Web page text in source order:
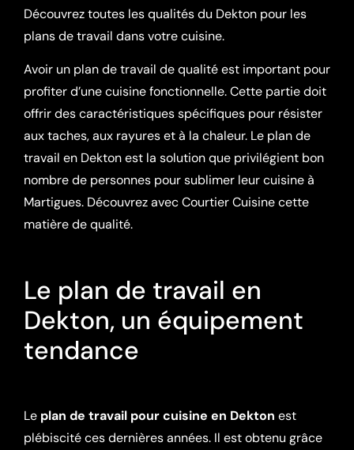
Découvrez toutes les qualités du Dekton pour les
plans de travail dans votre cuisine.
Avoir un plan de travail de qualité est important pour
profiter d’une cuisine fonctionnelle. Cette partie doit
offrir des caractéristiques spécifiques pour résister
aux taches, aux rayures et à la chaleur. Le plan de
travail en Dekton est la solution que privilégient bon
nombre de personnes pour sublimer leur cuisine à
Martigues. Découvrez avec Courtier Cuisine cette
matière de qualité.
Le plan de travail en
Dekton, un équipement
tendance
Le plan de travail pour cuisine en Dekton est
plébiscité ces dernières années. Il est obtenu grâce